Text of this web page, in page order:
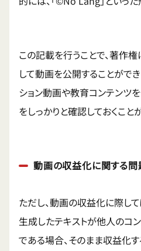
この記載を行うことで、著作
して動画を公開することがで
ション動画や教育コンテンツ
をしっかりと確認しておくこと
動画の収益化に関する問
ただし、動画の収益化に際し
生成したテキストが他人のコ
である場合、そのまま収益化